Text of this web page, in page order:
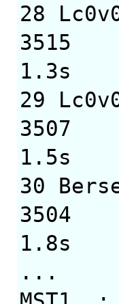
28
3515
1.3s
29
3507
1.5s
30
3504
1.8s
...